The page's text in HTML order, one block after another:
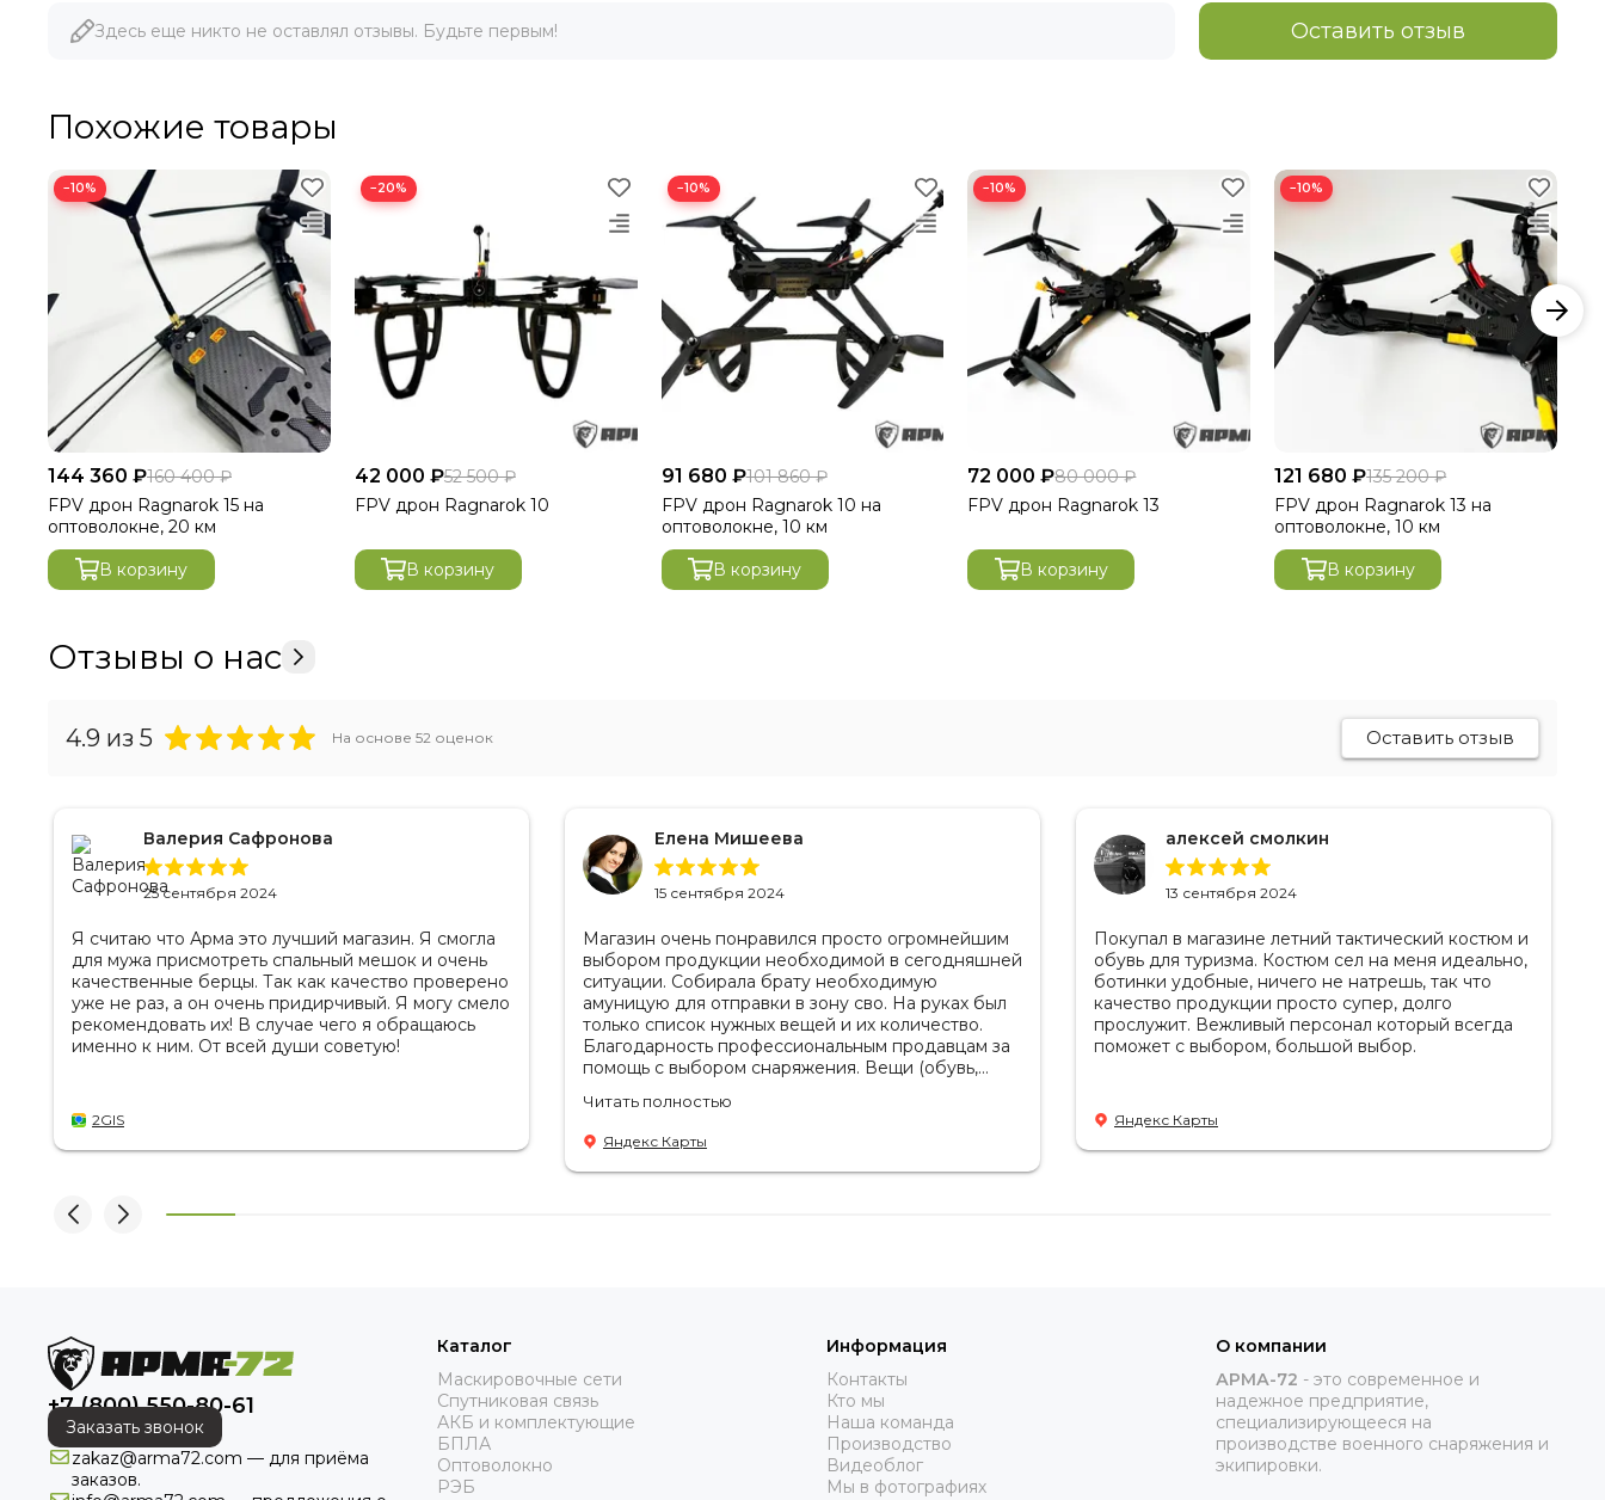
Здесь еще никто не оставлял отзывы. Будьте первым! Оставить отзыв
Похожие товары
−10%
144 360 ₽160 400 ₽
FРV дpон Ragnarok 15 на
оптоволокне, 20 км
В корзину
−20%
42 000 ₽52 500 ₽
FРV дpон Ragnarok 10
В корзину
−10%
91 680 ₽101 860 ₽
FРV дpон Ragnarok 10 на
оптоволокне, 10 км
В корзину
−10%
72 000 ₽80 000 ₽
FРV дpон Ragnarok 13
В корзину
−10%
121 680 ₽135 200 ₽
FРV дpон Ragnarok 13 на
оптоволокне, 10 км
В корзину
Отзывы о нас
4.9 из 5 На основе 52 оценок Оставить отзыв
Валерия Сафронова
25 сентября 2024
Я считаю что Арма это лучший магазин. Я смогла
для мужа присмотреть спальный мешок и очень
качественные берцы. Так как качество проверено
уже не раз, а он очень придирчивый. Я могу смело
рекомендовать их! В случае чего я обращаюсь
именно к ним. От всей души советую!
2GIS
Елена Мишеева
15 сентября 2024
Магазин очень понравился просто огромнейшим
выбором продукции необходимой в сегодняшней
ситуации. Собирала брату необходимую
амуницую для отправки в зону сво. На руках был
только список нужных вещей и их количество.
Благодарность профессиональным продавцам за
помощь с выбором снаряжения. Вещи (обувь,
российское производство. Бонусом докупила
пару маскировочных сетей от фабрики. Они
всегда пригодятся.
Читать полностью
Яндекс Карты
алексей смолкин
13 сентября 2024
Покупал в магазине летний тактический костюм и
обувь для туризма. Костюм сел на меня идеально,
ботинки удобные, ничего не натрешь, так что
качество продукции просто супер, долго
прослужит. Вежливый персонал который всегда
поможет с выбором, большой выбор.
Яндекс Карты
+7 (800) 550-80-61
Заказать звонок
zakaz@arma72.com — для приёма
заказов.
Каталог
Маскировочные сети
Спутниковая связь
АКБ и комплектующие
БПЛА
Оптоволокно
РЭБ
Информация
Контакты
Кто мы
Наша команда
Производство
Видеоблог
Мы в фотографиях
О компании
АРМА-72 - это современное и
надежное предприятие,
специализирующееся на
производстве военного снаряжения и
экипировки.